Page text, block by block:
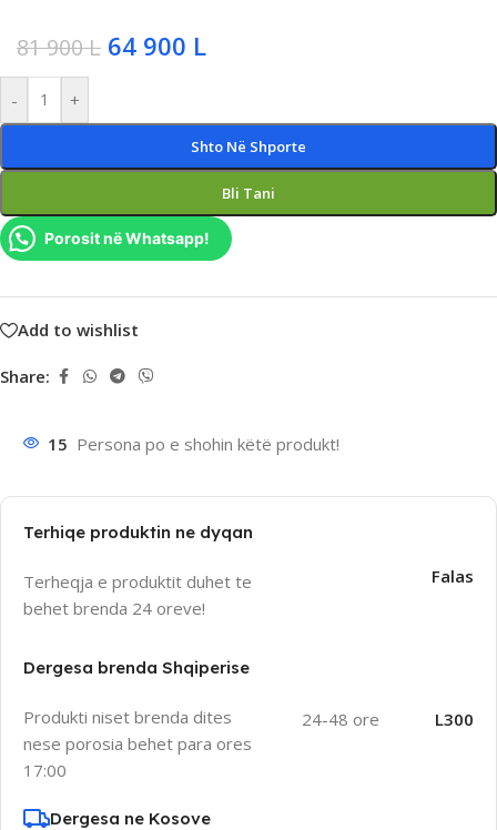
81 900L 64 900 L
- +
Shto Në Shporte
Bli Tani
Porosit në Whatsapp!
Add to wishlist
Share:
15 Persona po e shohin këtë produkt!
Terhiqe produktin ne dyqan
Terheqja e produktit duhet te
behet brenda 24 oreve!
Falas
Dergesa brenda Shqiperise
Produkti niset brenda dites
nese porosia behet para ores
17:00
24-48 ore L300
Dergesa ne Kosove